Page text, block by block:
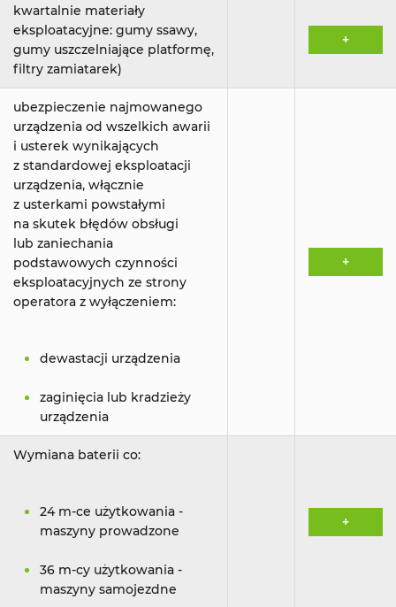
kwartalnie materiały
eksploatacyjne: gumy ssawy,
gumy uszczelniające platformę,
filtry zamiatarek)
+
ubezpieczenie najmowanego
urządzenia od wszelkich awarii
i usterek wynikających
z standardowej eksploatacji
urządzenia, włącznie
z usterkami powstałymi
na skutek błędów obsługi
lub zaniechania
podstawowych czynności
eksploatacyjnych ze strony
operatora z wyłączeniem:
dewastacji urządzenia
zaginięcia lub kradzieży
urządzenia
+
Wymiana baterii co:
24 m-ce użytkowania -
maszyny prowadzone
36 m-cy użytkowania -
maszyny samojezdne
+